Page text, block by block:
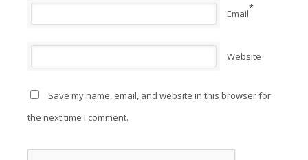
Email*
Website
Save my name, email, and website in this browser for
the next time I comment.